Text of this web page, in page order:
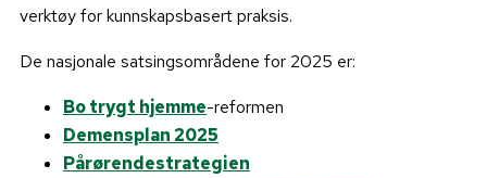
verktøy for kunnskapsbasert praksis.
De nasjonale satsingsområdene for 2025 er:
Bo trygt hjemme-reformen
Demensplan 2025
Pårørendestrategien